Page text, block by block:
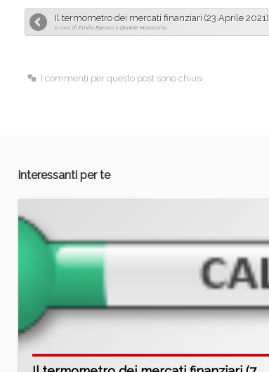
e
b
k
k
e
n
i
l
Il termometro dei mercati finanziari (23 Aprile 2021)
a cura di Emilio Barucci e Daniele Marazzina
I commenti per questo post sono chiusi
Interessanti per te